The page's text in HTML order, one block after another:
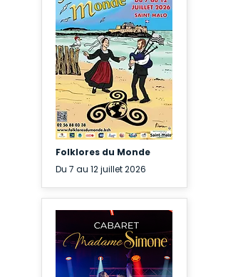
Folklores du Monde
Du 7 au 12 juillet 2026